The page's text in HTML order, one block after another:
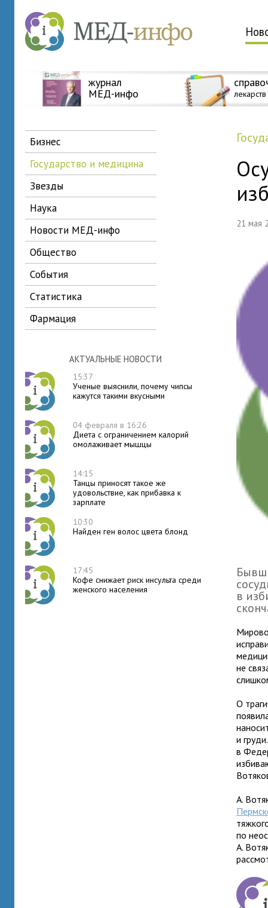
журнал
МЕД-инфо
бизнес
государство и медицина
звезды
наука
новости МЕД-инфо
общество
события
статистика
фармация
АКТУАЛЬНЫЕ НОВОСТИ
15:37
Ученые выяснили, почему чипсы
кажутся такими вкусными
04 февраля в 16:26
Диета с ограничением калорий
омолаживает мышцы
14:15
Танцы приносят такое же
удовольствие, как прибавка к
зарплате
10:30
Найден ген волос цвета блонд
17:45
Кофе снижает риск инсульта среди
женского населения
21 мая
в
не
О
и
в
А.
по
А.